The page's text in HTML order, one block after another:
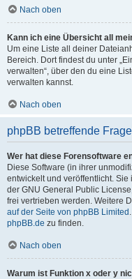
Nach oben
Kann ich eine Übersicht all
Um eine Liste all deiner
Bereich. Dort findest du unter
verwalten“, über den du eine
verwalten kannst.
Nach oben
phpBB betreffende
Wer hat diese Forensoftware
Diese Software (in ihrer
entwickelt und veröffentlicht.
der GNU General Public
frei vertrieben werden. Weitere
auf der Seite von phpBB Limited
phpBB.de zu finden.
Nach oben
Warum ist Funktion x oder y